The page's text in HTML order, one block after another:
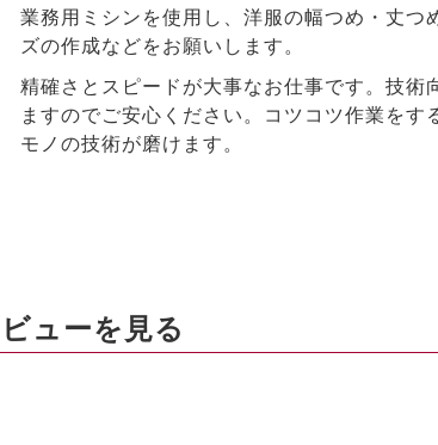
業務用ミシンを使用し、洋服の幅つめ・丈つ
ズの作成などをお願いします。
精確さとスピードが大事なお仕事です。技術
ますのでご安心ください。コツコツ作業をす
モノの技術が磨けます。
ューを見る